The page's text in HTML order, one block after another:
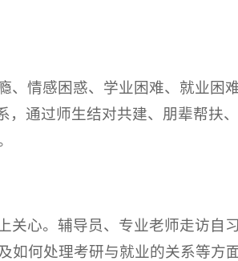
、情感困惑、学业困难、就业困
，通过师生结对共建、朋辈帮扶
关心。辅导员、专业老师走访自
如何处理考研与就业的关系等方